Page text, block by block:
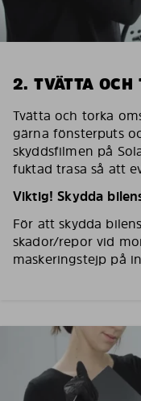
2. TVÄTTA
Tvätta och torka
gärna fönsterputs
skyddsfilmen på
fuktad trasa så att
Viktig! Skydda
För att skydda
skador/repor vid
maskeringstejp på